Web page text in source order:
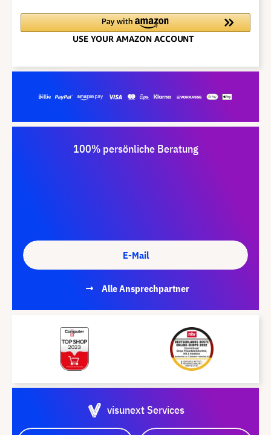
100% persönliche Beratung
E-Mail
Alle Ansprechpartner
visunext Services